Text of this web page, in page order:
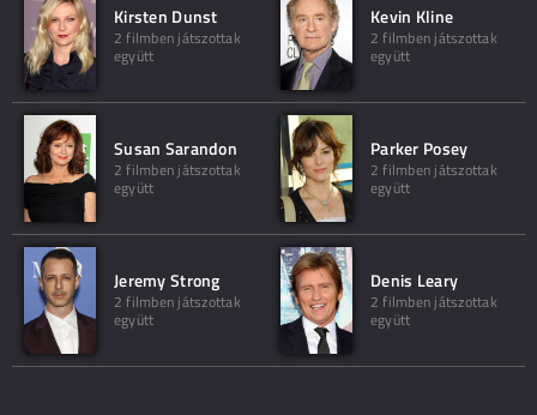
Kirsten Dunst
2 filmben játszottak
együtt
Kevin Kline
2 filmben játszottak
együtt
Susan Sarandon
2 filmben játszottak
együtt
Parker Posey
2 filmben játszottak
együtt
Jeremy Strong
2 filmben játszottak
együtt
Denis Leary
2 filmben játszottak
együtt